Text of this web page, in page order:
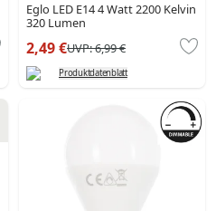
Eglo LED E14 4 Watt 2200 Kelvin
320 Lumen
2,49 €UVP:6,99 €
Produktdatenblatt